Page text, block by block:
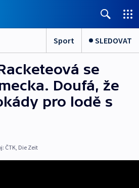
Sport SLEDOVAT
se
Doufá, že
pro lodě s
ČTK, Die Zeit